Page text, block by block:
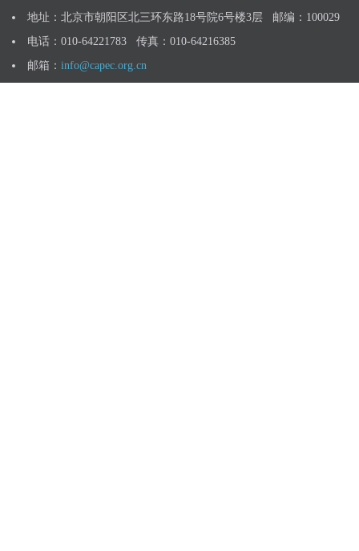
地址：北京市朝阳区北三环东路18号院6号楼3层 邮编：100029
电话：010-64221783 传真：010-64216385
邮箱： info@capec.org.cn